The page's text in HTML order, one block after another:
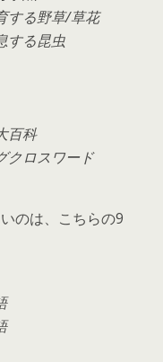
する野草/草花
する昆虫
百科
クロスワード
のは、こちらの9